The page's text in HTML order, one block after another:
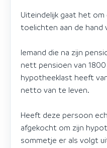
Uiteindelijk gaat het
toelichten aan de hand
Iemand die na zijn
nett pensioen van
hypotheeklast heeft
netto van te leven.
Heeft deze persoon
afgekocht om zijn
sommetje er als volgt